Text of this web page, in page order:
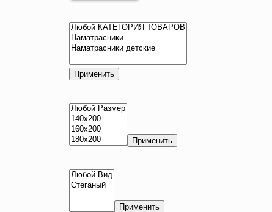
Применить
Применить
Применить